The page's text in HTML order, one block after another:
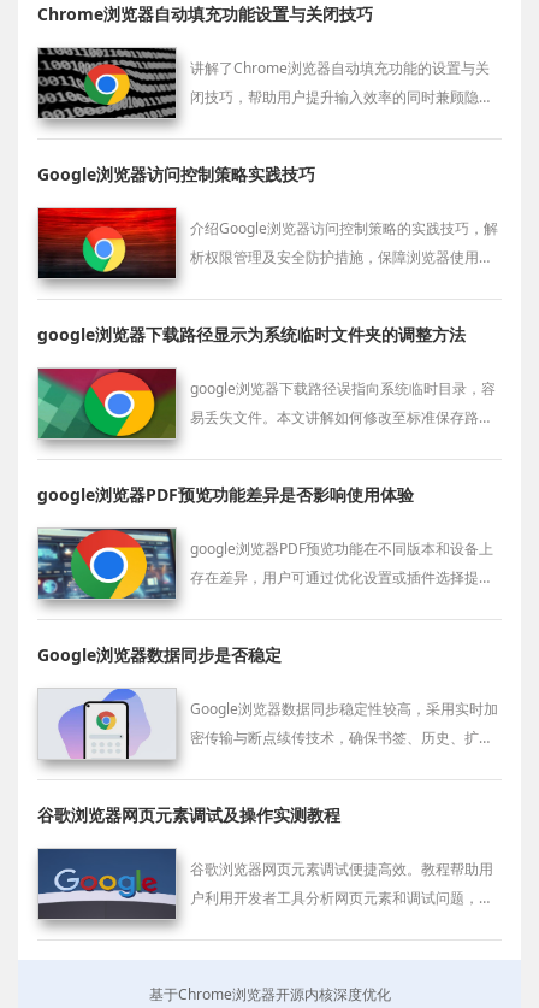
Chrome浏览器自动填充功能设置与关闭技巧
讲解了Chrome浏览器自动填充功能的设置与关
闭技巧，帮助用户提升输入效率的同时兼顾隐私
Google浏览器访问控制策略实践技巧
介绍Google浏览器访问控制策略的实践技巧，解
析权限管理及安全防护措施，保障浏览器使用安
google浏览器下载路径显示为系统临时文件夹的调整方法
google浏览器下载路径误指向系统临时目录，容
易丢失文件。本文讲解如何修改至标准保存路
google浏览器PDF预览功能差异是否影响使用体验
google浏览器PDF预览功能在不同版本和设备上
存在差异，用户可通过优化设置或插件选择提升
Google浏览器数据同步是否稳定
Google浏览器数据同步稳定性较高，采用实时加
密传输与断点续传技术，确保书签、历史、扩展
谷歌浏览器网页元素调试及操作实测教程
谷歌浏览器网页元素调试便捷高效。教程帮助用
户利用开发者工具分析网页元素和调试问题，提
基于Chrome浏览器开源内核深度优化